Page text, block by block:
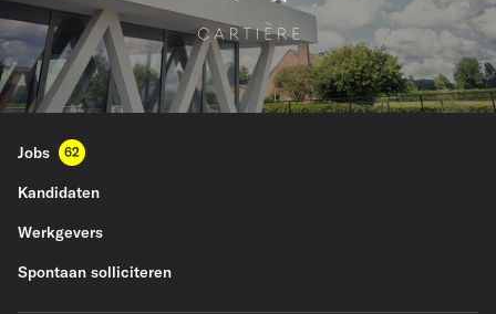
Jobs 62
Kandidaten
Werkgevers
Spontaan solliciteren